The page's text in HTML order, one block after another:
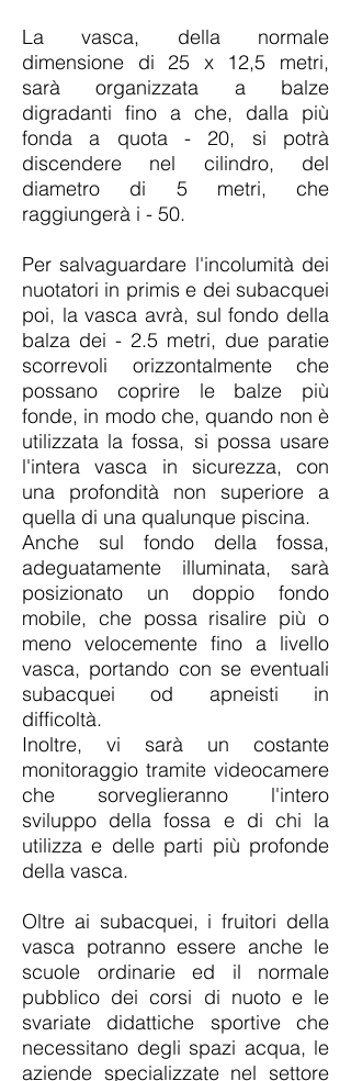
La vasca, della normale
dimensione di 25 x 12,5 metri,
sarà organizzata a balze
digradanti fino a che, dalla più
fonda a quota - 20, si potrà
discendere nel cilindro, del
diametro di 5 metri, che
raggiungerà i - 50.
Per salvaguardare l'incolumità dei
nuotatori in primis e dei subacquei
poi, la vasca avrà, sul fondo della
balza dei - 2.5 metri, due paratie
scorrevoli orizzontalmente che
possano coprire le balze più
fonde, in modo che, quando non è
utilizzata la fossa, si possa usare
l'intera vasca in sicurezza, con
una profondità non superiore a
quella di una qualunque piscina.
Anche sul fondo della fossa,
adeguatamente illuminata, sarà
posizionato un doppio fondo
mobile, che possa risalire più o
meno velocemente fino a livello
vasca, portando con se eventuali
subacquei od apneisti in
difficoltà.
Inoltre, vi sarà un costante
monitoraggio tramite videocamere
che sorveglieranno l'intero
sviluppo della fossa e di chi la
utilizza e delle parti più profonde
della vasca.
Oltre ai subacquei, i fruitori della
vasca potranno essere anche le
scuole ordinarie ed il normale
pubblico dei corsi di nuoto e le
svariate didattiche sportive che
necessitano degli spazi acqua, le
aziende specializzate nel settore